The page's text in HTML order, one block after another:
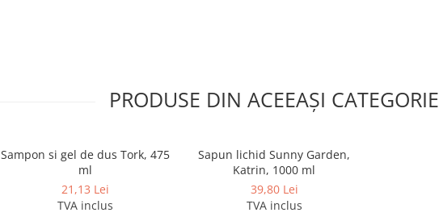
PRODUSE DIN ACEEAȘI CATEGORIE
Sampon si gel de dus Tork, 475
ml
21,13 Lei
TVA inclus
Sapun lichid Sunny Garden,
Katrin, 1000 ml
39,80 Lei
TVA inclus